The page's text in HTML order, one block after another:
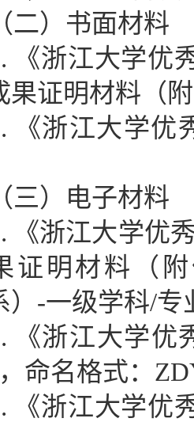
（二） 书面材料
《浙江大学优
果证明材料（
《浙江大学
（三）
电子材料
《浙江大学优
证明材料（
） -一级学科/专
《浙江大学
命名格式：
《浙江大学优